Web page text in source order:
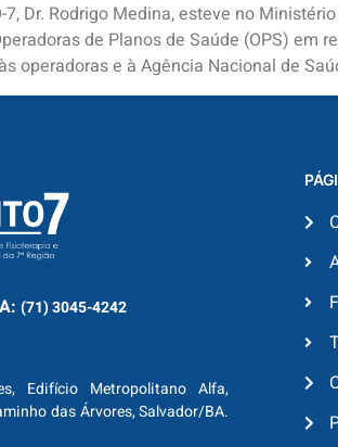
7, Dr. Rodrigo Medina, esteve no
de Planos de Saúde (OPS)
operadoras e à Agência Nacional de
(71) 3045-4242
Edifício Metropolitano Alfa,
das Árvores, Salvador/BA.